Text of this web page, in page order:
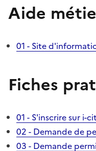
Aide
01 - Site
Fiches
01 - S'inscrire sur i-
02 - Demande de
03 - Demande